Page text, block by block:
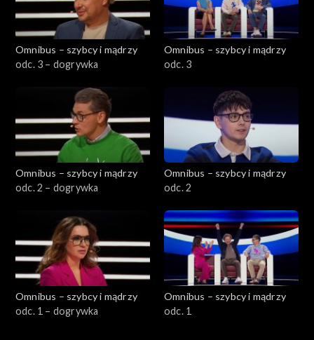
Omnibus – szybcy i mądrzy
odc. 3 – dogrywka
Omnibus – szybcy i mądrzy
odc. 3
Omnibus – szybcy i mądrzy
odc. 2 – dogrywka
Omnibus – szybcy i mądrzy
odc. 2
Omnibus – szybcy i mądrzy
odc. 1 – dogrywka
Omnibus – szybcy i mądrzy
odc. 1